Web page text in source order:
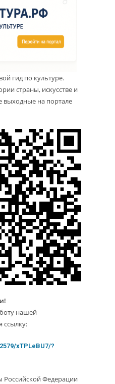
гид по культуре.
страны, искусстве и
выходные на портале
нашей
ссылку:
xTPLeBU7/?
Российской Федерации